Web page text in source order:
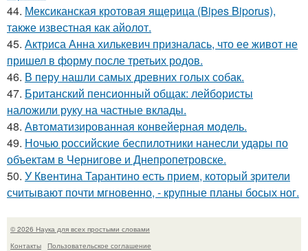
44. Мексиканская кротовая ящерица (Bipes Biporus),
также известная как айолот.
45. Актриса Анна хилькевич призналась, что ее живот не
пришел в форму после третьих родов.
46. В перу нашли самых древних голых собак.
47. Британский пенсионный общак: лейбористы
наложили руку на частные вклады.
48. Автоматизированная конвейерная модель.
49. Ночью российские беспилотники нанесли удары по
объектам в Чернигове и Днепропетровске.
50. У Квентина Тарантино есть прием, который зрители
считывают почти мгновенно, - крупные планы босых ног.
© 2026 Наука для всех простыми словами
Контакты
Пользовательское соглашение